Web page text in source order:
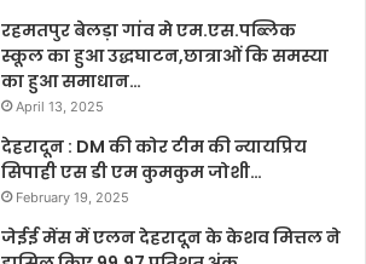
रहमतपुर बेलड़ा गांव मे एम.एस.पब्लिक
स्कूल का हुआ उद्धघाटन,छात्राओं कि समस्या
का हुआ समाधान…
April 13, 2025
देहरादून : DM की कोर टीम की न्यायप्रिय
सिपाही एस डी एम कुमकुम जोशी…
February 19, 2025
जेईई मेंस में एलन देहरादून के केशव मित्तल ने